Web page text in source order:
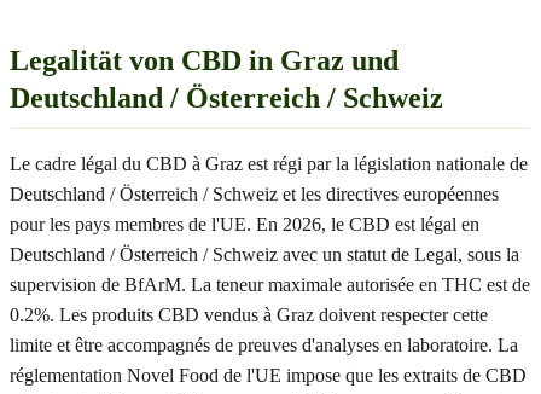
Legalität von CBD in Graz und
Deutschland / Österreich / Schweiz
Le cadre légal du CBD à Graz est régi par la législation nationale de
Deutschland / Österreich / Schweiz et les directives européennes
pour les pays membres de l'UE. En 2026, le CBD est légal en
Deutschland / Österreich / Schweiz avec un statut de Legal, sous la
supervision de BfArM. La teneur maximale autorisée en THC est de
0.2%. Les produits CBD vendus à Graz doivent respecter cette
limite et être accompagnés de preuves d'analyses en laboratoire. La
réglementation Novel Food de l'UE impose que les extraits de CBD